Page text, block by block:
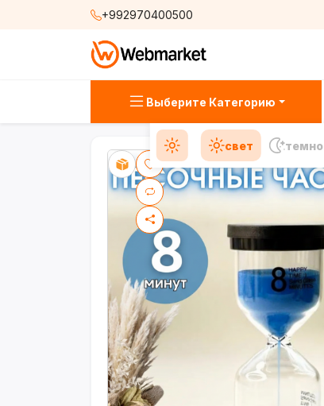
+992970400500
Выберите Категорию
свет темно